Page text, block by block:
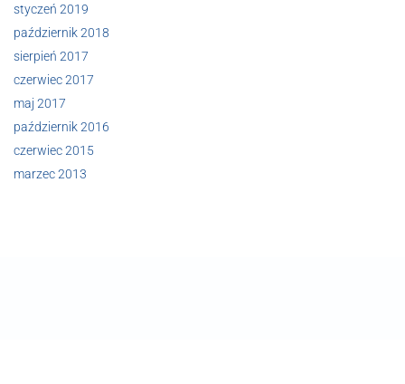
styczeń 2019
październik 2018
sierpień 2017
czerwiec 2017
maj 2017
październik 2016
czerwiec 2015
marzec 2013